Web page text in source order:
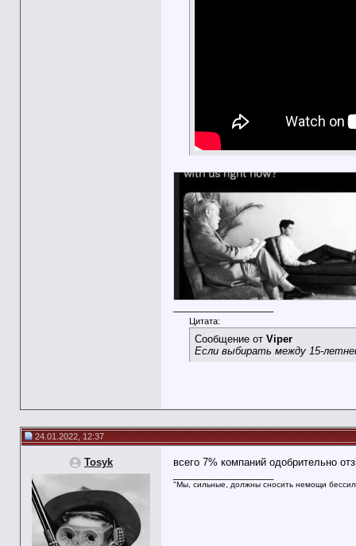
Цитата:
Сообщение от Viper
Если выбирать между 15-
24.01.2022, 12:37
Tosyk
всего 7% компаний одобрительно
"Мы, сильные, должны сносить немощи